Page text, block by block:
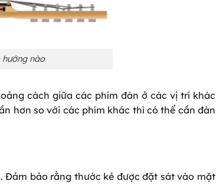
nào
cách giữa các phím đàn ở các vị trí khác
hơn so với các phím khác thì có thể cần đàn
Đảm bảo rằng thước kẻ được đặt sát vào mặt